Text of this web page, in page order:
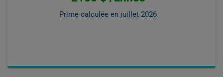
Prime calculée en juillet 2026